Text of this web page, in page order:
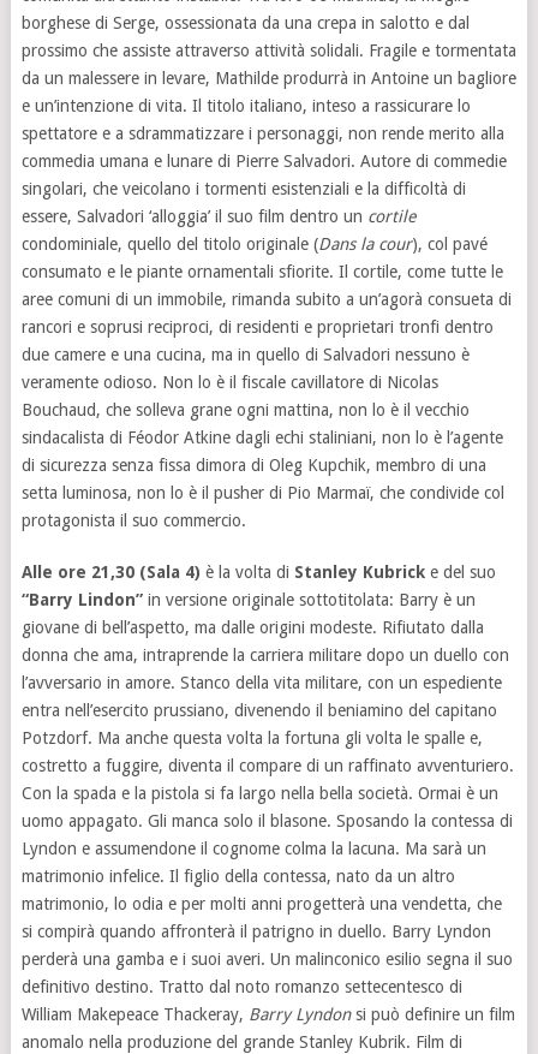
borghese di Serge, ossessionata da una crepa in salotto e dal
prossimo che assiste attraverso attività solidali. Fragile e tormentata
da un malessere in levare, Mathilde produrrà in Antoine un bagliore
e un’intenzione di vita. Il titolo italiano, inteso a rassicurare lo
spettatore e a sdrammatizzare i personaggi, non rende merito alla
commedia umana e lunare di Pierre Salvadori. Autore di commedie
singolari, che veicolano i tormenti esistenziali e la difficoltà di
essere, Salvadori ‘alloggia’ il suo film dentro un cortile
condominiale, quello del titolo originale (Dans la cour), col pavé
consumato e le piante ornamentali sfiorite. Il cortile, come tutte le
aree comuni di un immobile, rimanda subito a un’agorà consueta di
rancori e soprusi reciproci, di residenti e proprietari tronfi dentro
due camere e una cucina, ma in quello di Salvadori nessuno è
veramente odioso. Non lo è il fiscale cavillatore di Nicolas
Bouchaud, che solleva grane ogni mattina, non lo è il vecchio
sindacalista di Féodor Atkine dagli echi staliniani, non lo è l’agente
di sicurezza senza fissa dimora di Oleg Kupchik, membro di una
setta luminosa, non lo è il pusher di Pio Marmaï, che condivide col
protagonista il suo commercio.
Alle ore 21,30 (Sala 4) è la volta di Stanley Kubricke del suo
“Barry Lindon”in versione originale sottotitolata: Barry è un
giovane di bell’aspetto, ma dalle origini modeste. Rifiutato dalla
donna che ama, intraprende la carriera militare dopo un duello con
l’avversario in amore. Stanco della vita militare, con un espediente
entra nell’esercito prussiano, divenendo il beniamino del capitano
Potzdorf. Ma anche questa volta la fortuna gli volta le spalle e,
costretto a fuggire, diventa il compare di un raffinato avventuriero.
Con la spada e la pistola si fa largo nella bella società. Ormai è un
uomo appagato. Gli manca solo il blasone. Sposando la contessa di
Lyndon e assumendone il cognome colma la lacuna. Ma sarà un
matrimonio infelice. Il figlio della contessa, nato da un altro
matrimonio, lo odia e per molti anni progetterà una vendetta, che
si compirà quando affronterà il patrigno in duello. Barry Lyndon
perderà una gamba e i suoi averi. Un malinconico esilio segna il suo
definitivo destino. Tratto dal noto romanzo settecentesco di
William Makepeace Thackeray, Barry Lyndonsi può definire un film
anomalo nella produzione del grande Stanley Kubrik. Film di